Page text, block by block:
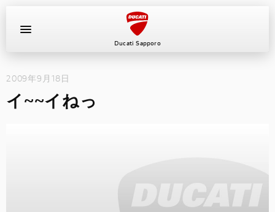
Ducati Sapporo
イベント
2009年9月18日
イ~~イねっ